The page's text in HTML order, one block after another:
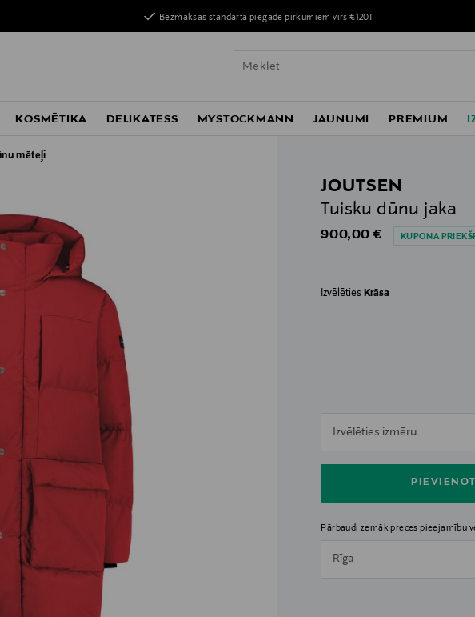
Bezmaksas standarta piegāde pirkumiem virs €120!
KOSMĒTIKA DELIKATESS MYSTOCKMANN JAUNUMI PREMIUM
mēteļi
JOUTSEN
Tuisku dūnu jaka
Original Price
900,00 € KUPONA
IzvēlētiesKrāsa
Izvēlēties izmēru
null
Pārbaudi zemāk preces pieejamību
Rīga